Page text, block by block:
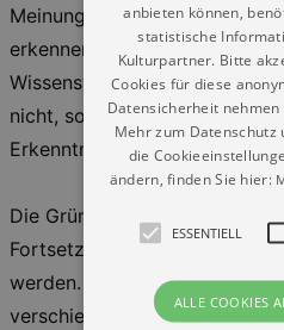
Meinungen befreien und die
erkennen können. Im
Wissensvermittlung belehrt
nicht, sondern leistet ihnen
Erkenntnisprozess
Die Gründung der ersten
Fortsetzung dieser
werden. Es existieren heute
verschiedene Formen der
anbieten können,
statistische
Kulturpartner. Bitte
Cookies für diese
Datensicherheit
Mehr zum Datenschutz
die
ändern, finden Sie hier:
ESSENTIELL
ALLE COOKIES